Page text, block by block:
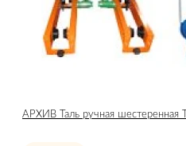
АРХИВ Таль ручная